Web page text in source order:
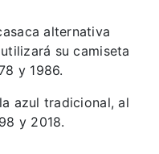
alternativa
su camiseta
y 1986.
azul tradicional, al
y 2018.